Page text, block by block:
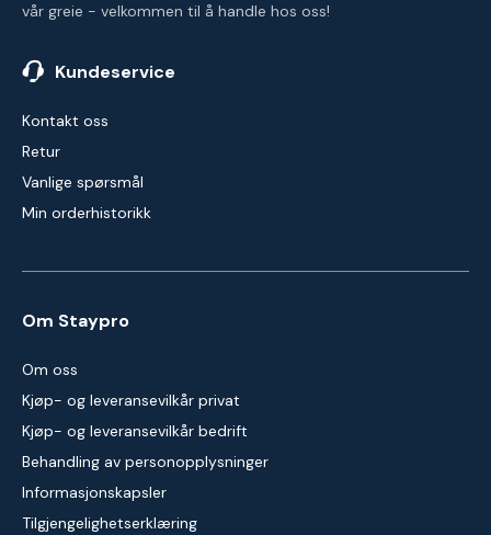
vår greie - velkommen til å handle hos oss!
Kundeservice
Kontakt oss
Retur
Vanlige spørsmål
Min orderhistorikk
Om Staypro
Om oss
Kjøp- og leveransevilkår privat
Kjøp- og leveransevilkår bedrift
Behandling av personopplysninger
Informasjonskapsler
Tilgjengelighetserklæring